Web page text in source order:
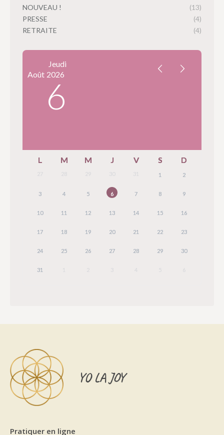
NOUVEAU !
(13)
PRESSE
(4)
RETRAITE
(4)
Jeudi
Août 2026
6
L M M J V S D
1 2
3 4 5 6 7 8 9
10 11 12 13 14 15 16
17 18 19 20 21 22 23
24 25 26 27 28 29 30
31
YO LA JOY
Pratiquer en ligne